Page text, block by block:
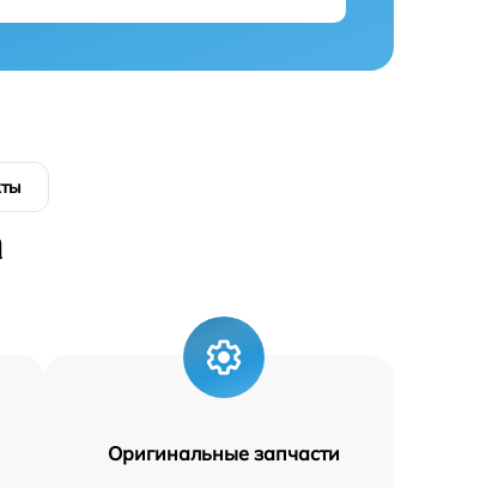
Оригинальные запчасти